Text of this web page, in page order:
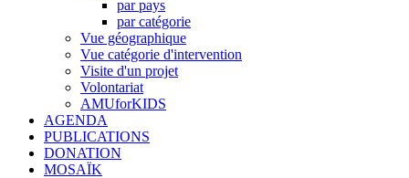
par pays
par catégorie
Vue géographique
Vue catégorie d'intervention
Visite d'un projet
Volontariat
AMUforKIDS
AGENDA
PUBLICATIONS
DONATION
MOSAÏK